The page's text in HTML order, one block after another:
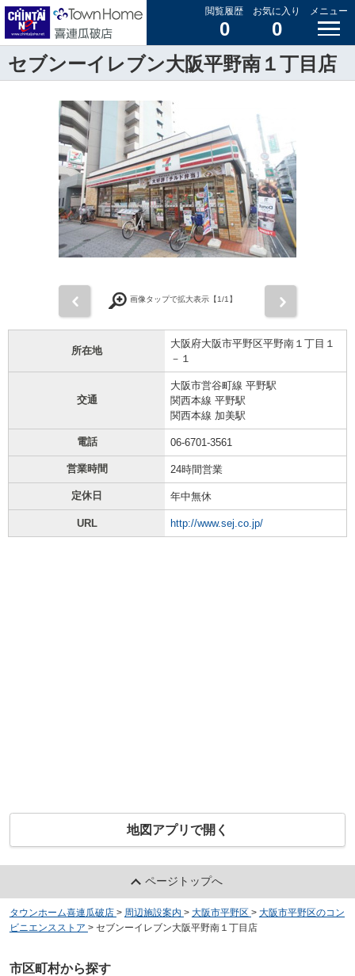
閲覧履歴
0
お気に入り
0
メニュー
セブンーイレブン大阪平野南１丁目店
画像タップで拡大表示【1/1】
所在地
大阪府大阪市平野区平野南１丁目１
－１
交通
大阪市営谷町線 平野駅
関西本線 平野駅
関西本線 加美駅
電話 06-6701-3561
営業時間 24時間営業
定休日 年中無休
URL http://www.sej.co.jp/
地図アプリで開く
ページトップへ
タウンホーム喜連瓜破店 > 周辺施設案内 > 大阪市平野区 > 大阪市平野区のコン
ビニエンスストア > セブンーイレブン大阪平野南１丁目店
市区町村から探す